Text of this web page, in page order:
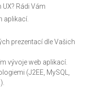
Rádi Vám
aplikací.
prezentací dle Vašich
vývoje web aplikací.
(J2EE, MySQL,